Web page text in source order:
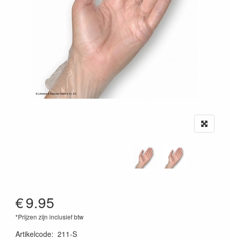
€9.95
*Prijzen zijn inclusief btw
Artikelcode: 211-S